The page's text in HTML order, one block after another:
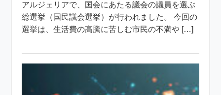
アルジェリアで、国会にあたる議会の議員を選ぶ
総選挙（国民議会選挙）が行われました。 今回の
選挙は、生活費の高騰に苦しむ市民の不満や […]